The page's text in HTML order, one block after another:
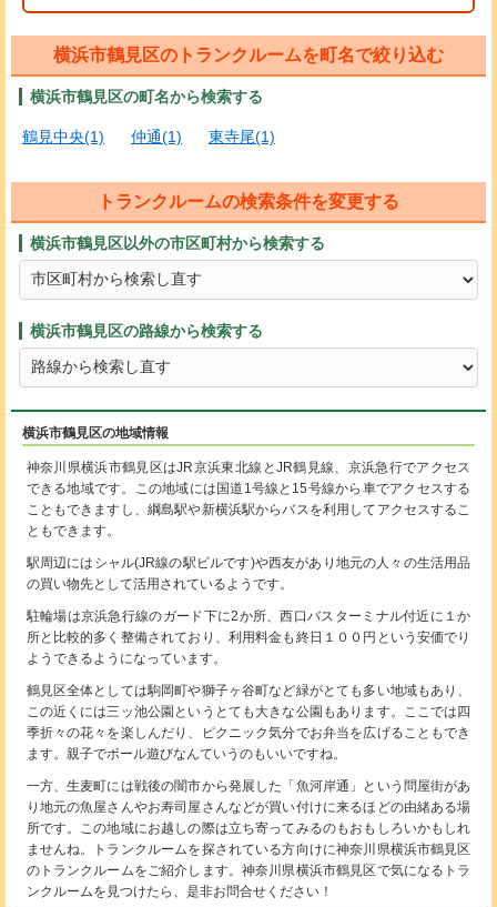
横浜市鶴見区のトランクルームを町名で絞り込む
横浜市鶴見区の町名から検索する
鶴見中央(1) 仲通(1) 東寺尾(1)
トランクルームの検索条件を変更する
横浜市鶴見区以外の市区町村から検索する
横浜市鶴見区の路線から検索する
横浜市鶴見区の地域情報
神奈川県横浜市鶴見区はJR京浜東北線とJR鶴見線、京浜急行でアクセス
できる地域です。この地域には国道1号線と15号線から車でアクセスする
こともできますし、綱島駅や新横浜駅からバスを利用してアクセスするこ
ともできます。
駅周辺にはシャル(JR線の駅ビルです)や西友があり地元の人々の生活用品
の買い物先として活用されているようです。
駐輪場は京浜急行線のガード下に2か所、西口バスターミナル付近に１か
所と比較的多く整備されており、利用料金も終日１００円という安価でり
ようできるようになっています。
鶴見区全体としては駒岡町や獅子ヶ谷町など緑がとても多い地域もあり、
この近くには三ッ池公園というとても大きな公園もあります。ここでは四
季折々の花々を楽しんだり、ピクニック気分でお弁当を広げることもでき
ます。親子でボール遊びなんていうのもいいですね。
一方、生麦町には戦後の闇市から発展した「魚河岸通」という問屋街があ
り地元の魚屋さんやお寿司屋さんなどが買い付けに来るほどの由緒ある場
所です。この地域にお越しの際は立ち寄ってみるのもおもしろいかもしれ
ませんね。トランクルームを探されている方向けに神奈川県横浜市鶴見区
のトランクルームをご紹介します。神奈川県横浜市鶴見区で気になるトラ
ンクルームを見つけたら、是非お問合せください！